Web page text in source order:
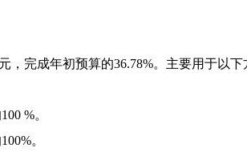
，完成年初预算的36.78%。主要用于以
%。
。